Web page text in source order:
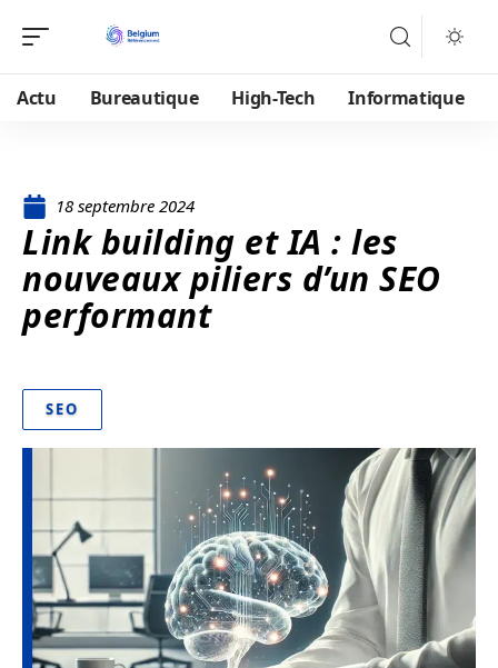
Actu Bureautique High-Tech Informatique
18 septembre 2024
Link building et IA : les
nouveaux piliers d’un SEO
performant
SEO